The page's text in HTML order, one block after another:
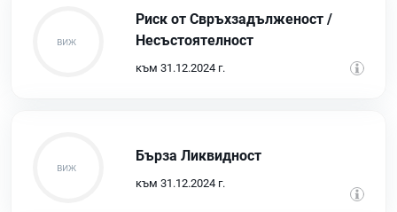
Риск от Свръхзадълженост /
Несъстоятелност
към 31.12.2024 г.
Бърза Ликвидност
към 31.12.2024 г.